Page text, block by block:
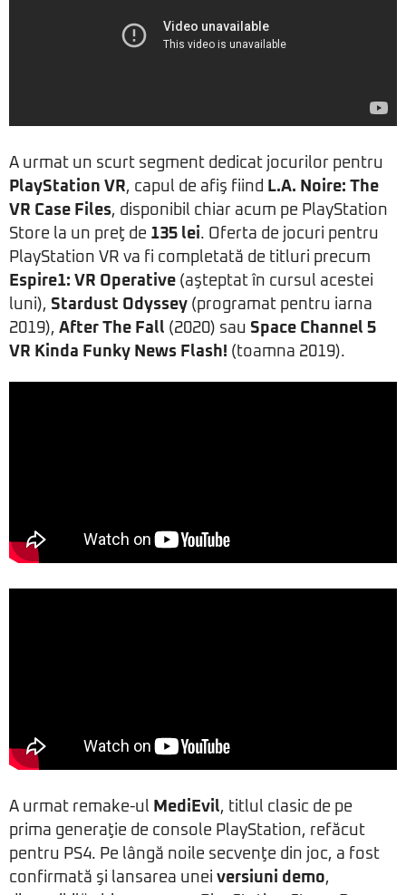
A urmat un scurt segment dedicat jocurilor pentru
PlayStation VR, capul de afiş fiind L.A. Noire: The
VR Case Files, disponibil chiar acum pe PlayStation
Store la un preţ de 135 lei. Oferta de jocuri pentru
PlayStation VR va fi completată de titluri precum
Espire1: VR Operative (aşteptat în cursul acestei
luni), Stardust Odyssey (programat pentru iarna
2019), After The Fall (2020) sau Space Channel 5
VR Kinda Funky News Flash! (toamna 2019).
A urmat remake-ul MediEvil, titlul clasic de pe
prima generaţie de console PlayStation, refăcut
pentru PS4. Pe lângă noile secvenţe din joc, a fost
confirmată şi lansarea unei versiuni demo,